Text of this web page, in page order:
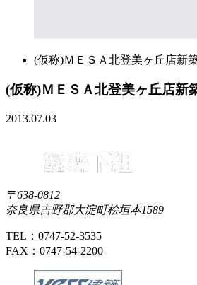
(仮称)ＭＥＳＡ北登美ヶ丘店新
(仮称)ＭＥＳＡ北登美ヶ丘店
2013.07.03
〒638-0812
奈良県吉野郡大淀町桧垣本1589
TEL：0747-52-3535
FAX：0747-54-2200